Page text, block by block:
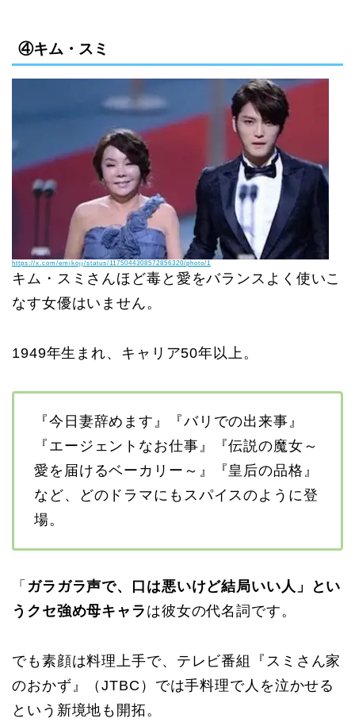
④キム・スミ
https://x.com/emikojj/status/1175044308572856320/photo/1
キム・スミさんほど毒と愛をバランスよく使いこ
なす女優はいません。
1949年生まれ、キャリア50年以上。
『今日妻辞めます』『バリでの出来事』
『エージェントなお仕事』『伝説の魔女～
愛を届けるベーカリー～』『皇后の品格』
など、どのドラマにもスパイスのように登
場。
「 ガラガラ声で、口は悪いけど結局いい人」とい
うクセ強め母キャラ は彼女の代名詞です。
でも素顔は料理上手で、テレビ番組『スミさん家
のおかず』（JTBC）では手料理で人を泣かせる
という新境地も開拓。